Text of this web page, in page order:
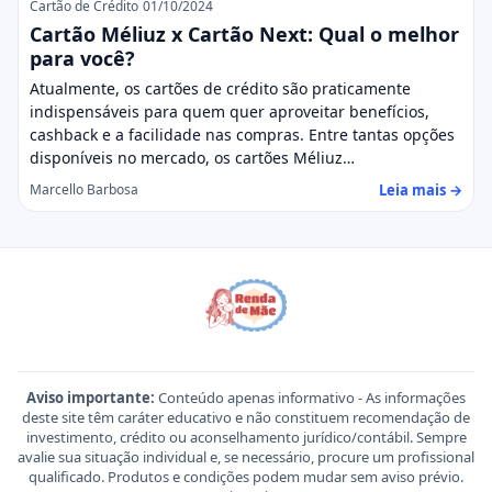
Cartão de Crédito 01/10/2024
Cartão Méliuz x Cartão Next: Qual o melhor
para você?
Atualmente, os cartões de crédito são praticamente
indispensáveis para quem quer aproveitar benefícios,
cashback e a facilidade nas compras. Entre tantas opções
disponíveis no mercado, os cartões Méliuz…
Marcello Barbosa Leia mais →
Aviso importante: Conteúdo apenas informativo - As informações
deste site têm caráter educativo e não constituem recomendação de
investimento, crédito ou aconselhamento jurídico/contábil. Sempre
avalie sua situação individual e, se necessário, procure um profissional
qualificado. Produtos e condições podem mudar sem aviso prévio.